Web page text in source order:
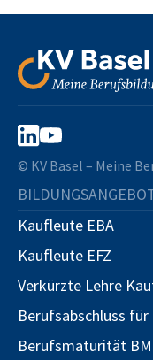
© KV Basel – Meine
Kaufleute EBA
Kaufleute EFZ
Verkürzte Lehre
Berufsabschluss für
Berufsmaturität BM